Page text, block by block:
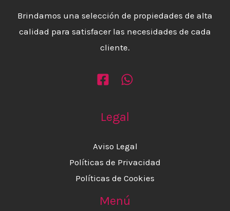
Brindamos una selección de propiedades de alta
calidad para satisfacer las necesidades de cada
cliente.
Legal
Aviso Legal
Políticas de Privacidad
Políticas de Cookies
Menú